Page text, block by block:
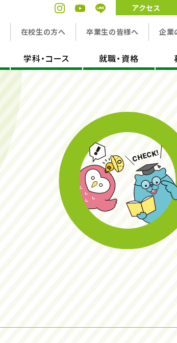
アクセス
在校生の方へ 卒業生の皆様へ 企業
学科・コース 就職・資格